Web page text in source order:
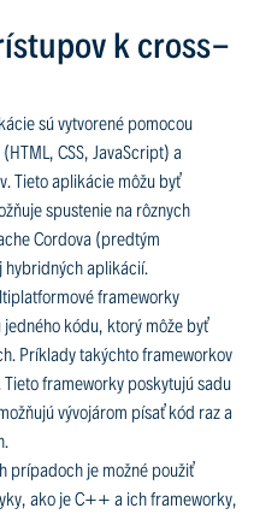
k cross-
sú vytvorené pomocou
CSS, JavaScript) a
Tieto aplikácie môžu byť
spustenie na rôznych
Cordova (predtým
hybridných aplikácií.
frameworky
kódu, ktorý môže byť
Príklady takýchto frameworkov
frameworky poskytujú sadu
vývojárom písať kód raz a
prípadoch je možné použiť
ako je C++ a ich frameworky,